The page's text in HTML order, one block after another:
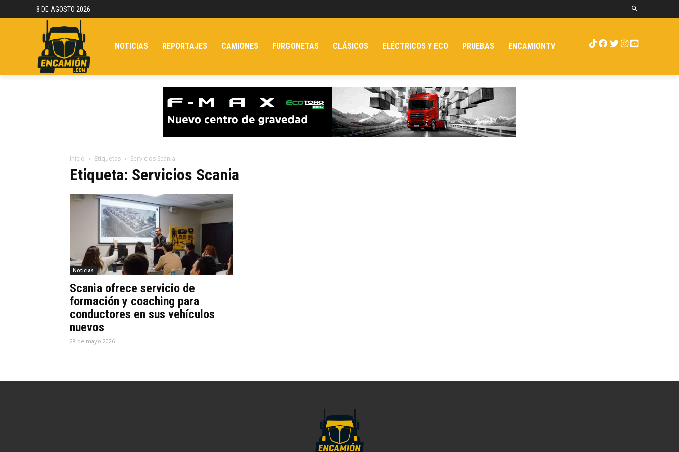
8 DE AGOSTO 2026
NOTICIAS REPORTAJES CAMIONES FURGONETAS CLÁSICOS ELÉCTRICOS Y ECO PRUEBAS ENCAMIONTV
Inicio Etiquetas Servicios Scania
Etiqueta: Servicios Scania
Noticias
Scania ofrece servicio de
formación y coaching para
conductores en sus vehículos
nuevos
28 de mayo 2026